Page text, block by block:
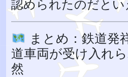
認められたのだとい
まとめ：鉄道発
道車両が受け入れ
然